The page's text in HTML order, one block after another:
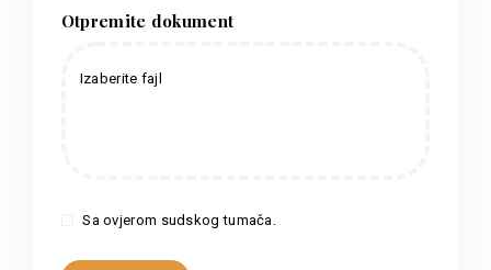
Otpremite dokument
Izaberite fajl
Sa ovjerom sudskog tumača.